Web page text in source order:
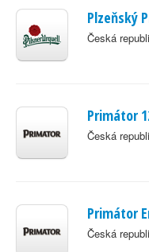
Plzeňský
Česká
Primátor
Česká
Primátor
Česká